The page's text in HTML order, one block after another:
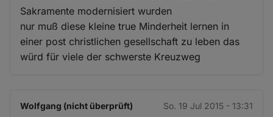
Sakramente modernisiert wurden
nur muß diese kleine true Minderheit lernen in
einer post christlichen gesellschaft zu leben das
würd für viele der schwerste Kreuzweg
Wolfgang (nicht überprüft) So. 19 Jul 2015 - 13:31